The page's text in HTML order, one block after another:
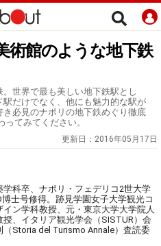
術館のような地下鉄
世界で最も美しい地下鉄駅とし
だけでなく、他にも魅力的な駅が
必見のナポリの地下鉄めぐり徹底
てみてください。
更新日： 2016年05月17日
科卒、ナポリ・フェデリコ2世大学
士号修得。跡見学園女子大学観光コ
イン学科教授、元・東京大学大学院人
、イタリア観光学会（SISTUR）会
（Storia del Turismo Annale）査読委